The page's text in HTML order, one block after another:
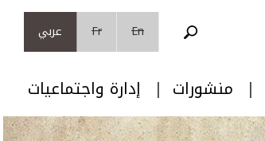
En
Fr عربي
منشورات إدارة واجتماعيات